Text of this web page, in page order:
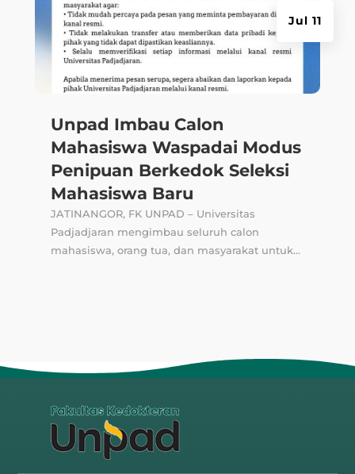
Unpad Imbau Calon
Mahasiswa Waspadai Modus
Penipuan Berkedok Seleksi
Mahasiswa Baru
Jul 11
JATINANGOR, FK UNPAD – Universitas
Padjadjaran mengimbau seluruh calon
mahasiswa, orang tua, dan masyarakat untuk...